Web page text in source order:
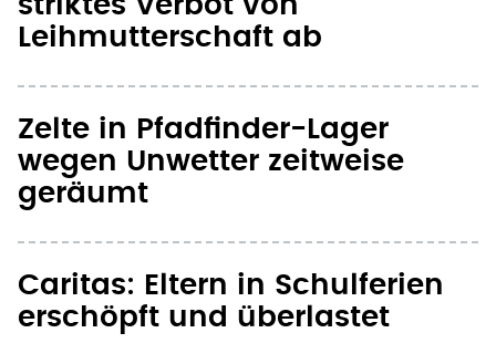
Leihmutterschaft ab
Zelte in Pfadfinder-Lager
wegen Unwetter zeitweise
geräumt
Caritas: Eltern in Schulferien
erschöpft und überlastet